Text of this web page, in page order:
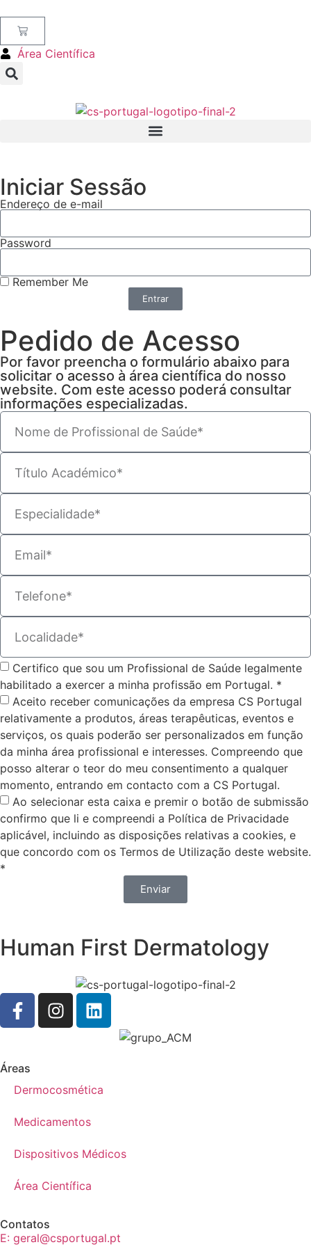
Área Científica
Iniciar Sessão
Endereço de e-mail
Password
Remember Me
Entrar
Pedido de Acesso
Por favor preencha o formulário abaixo para
solicitar o acesso à área científica do nosso
website. Com este acesso poderá consultar
informações especializadas.
Certifico que sou um Profissional de Saúde legalmente
habilitado a exercer a minha profissão em Portugal. *
Aceito receber comunicações da empresa CS Portugal
relativamente a produtos, áreas terapêuticas, eventos e
serviços, os quais poderão ser personalizados em função
da minha área profissional e interesses. Compreendo que
posso alterar o teor do meu consentimento a qualquer
momento, entrando em contacto com a CS Portugal.
Ao selecionar esta caixa e premir o botão de submissão
confirmo que li e compreendi a Política de Privacidade
aplicável, incluindo as disposições relativas a cookies, e
que concordo com os Termos de Utilização deste website.
*
Enviar
Human First Dermatology
Áreas
Dermocosmética
Medicamentos
Dispositivos Médicos
Área Científica
Contatos
E: geral@csportugal.pt